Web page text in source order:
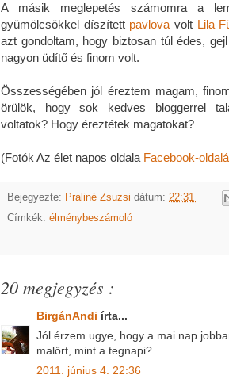
A másik meglepetés számomra a
gyümölcsökkel díszített pavlova volt Lila
azt gondoltam, hogy biztosan túl édes,
nagyon üdítő és finom volt.
Összességében jól éreztem magam,
örülök, hogy sok kedves bloggerrel
voltatok? Hogy éreztétek magatokat?
(Fotók Az élet napos oldala Facebook-
Bejegyezte: Praliné Zsuzsi dátum: 22:31
Címkék: élménybeszámoló
20 megjegyzés :
BirgánAndi írta...
Jól érzem ugye, hogy a mai nap
malőrt, mint a tegnapi?
2011. június 4. 22:36